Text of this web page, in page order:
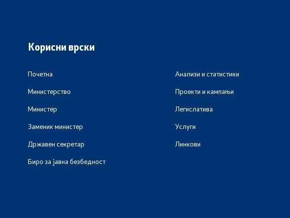
Корисни врски
Почетна
Министерство
Министер
Заменик министер
Државен секретар
Биро за јавна безбедност
Анализи и статистики
Проекти и кампањи
Легислатива
Услуги
Линкови